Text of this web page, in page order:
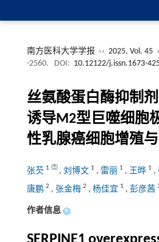
南方医科大学学报 ›› 2025, Vol. 45
-2560.
DOI: 10.12122/j.issn.1673-
丝氨酸蛋白酶抑制
诱导M2型巨噬细胞
性乳腺癌细胞增殖
张芡 1 , 刘博文 1 , 雷丽 1 , 王晔 1 ,
唐鹏 2 , 张金梅 2 , 杨佳宜 1 , 彭彦茜
作者信息 +